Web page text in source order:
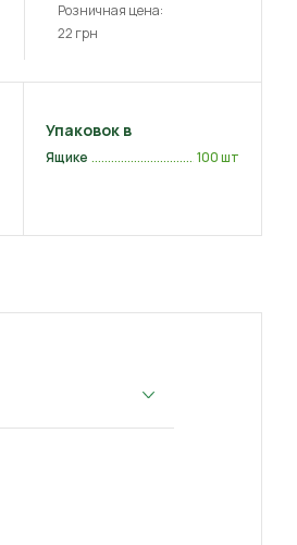
Розничная цена:
22 грн
Упаковок в
Ящике 100 шт